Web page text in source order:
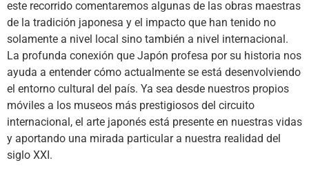
este recorrido comentaremos algunas de las obras maestras
de la tradición japonesa y el impacto que han tenido no
solamente a nivel local sino también a nivel internacional.
La profunda conexión que Japón profesa por su historia nos
ayuda a entender cómo actualmente se está desenvolviendo
el entorno cultural del país. Ya sea desde nuestros propios
móviles a los museos más prestigiosos del circuito
internacional, el arte japonés está presente en nuestras vidas
y aportando una mirada particular a nuestra realidad del
siglo XXI.